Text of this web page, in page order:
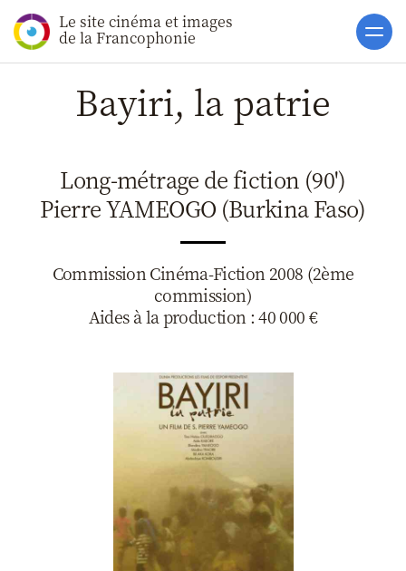
Le site cinéma et images
de la Francophonie Accueil
Actualités
Soutiens
Catalogue
Clap ACP
Boites à
Accès pro
Bayiri, la patrie
Long-métrage de fiction (90')
Pierre YAMEOGO (Burkina Faso)
Commission Cinéma-Fiction 2008 (2ème
commission)
Aides à la production : 40 000 €